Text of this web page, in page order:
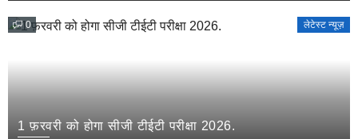
0 लेटेस्ट न्यूज़
1 फ़रवरी को होगा सीजी टीईटी परीक्षा 2026.